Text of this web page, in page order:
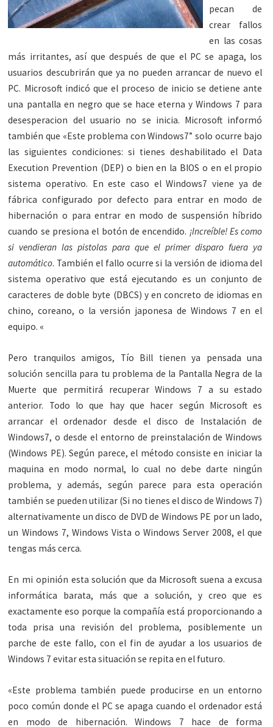
pecan de
crear fallos
en las cosas
más irritantes, así que después de que el PC se apaga, los
usuarios descubrirán que ya no pueden arrancar de nuevo el
PC. Microsoft indicó que el proceso de inicio se detiene ante
una pantalla en negro que se hace eterna y Windows 7 para
desesperacion del usuario no se inicia. Microsoft informó
también que «Este problema con Windows7” solo ocurre bajo
las siguientes condiciones: si tienes deshabilitado el Data
Execution Prevention (DEP) o bien en la BIOS o en el propio
sistema operativo. En este caso el Windows7 viene ya de
fábrica configurado por defecto para entrar en modo de
hibernación o para entrar en modo de suspensión híbrido
cuando se presiona el botón de encendido. ¡Increíble! Es como
si vendieran las pistolas para que el primer disparo fuera ya
automático. También el fallo ocurre si la versión de idioma del
sistema operativo que está ejecutando es un conjunto de
caracteres de doble byte (DBCS) y en concreto de idiomas en
chino, coreano, o la versión japonesa de Windows 7 en el
equipo. «
Pero tranquilos amigos, Tío Bill tienen ya pensada una
solución sencilla para tu problema de la Pantalla Negra de la
Muerte que permitirá recuperar Windows 7 a su estado
anterior. Todo lo que hay que hacer según Microsoft es
arrancar el ordenador desde el disco de Instalación de
Windows7, o desde el entorno de preinstalación de Windows
(Windows PE). Según parece, el método consiste en iniciar la
maquina en modo normal, lo cual no debe darte ningún
problema, y además, según parece para esta operación
también se pueden utilizar (Si no tienes el disco de Windows 7)
alternativamente un disco de DVD de Windows PE por un lado,
un Windows 7, Windows Vista o Windows Server 2008, el que
tengas más cerca.
En mi opinión esta solución que da Microsoft suena a excusa
informática barata, más que a solución, y creo que es
exactamente eso porque la compañía está proporcionando a
toda prisa una revisión del problema, posiblemente un
parche de este fallo, con el fin de ayudar a los usuarios de
Windows 7 evitar esta situación se repita en el futuro.
«Este problema también puede producirse en un entorno
poco común donde el PC se apaga cuando el ordenador está
en modo de hibernación. Windows 7 hace de forma